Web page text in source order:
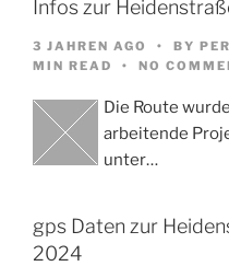
Infos zur
3 JAHREN AGO BY
MIN READ
NO
Die Route
arbeitende
unter…
gps Daten zur
2024